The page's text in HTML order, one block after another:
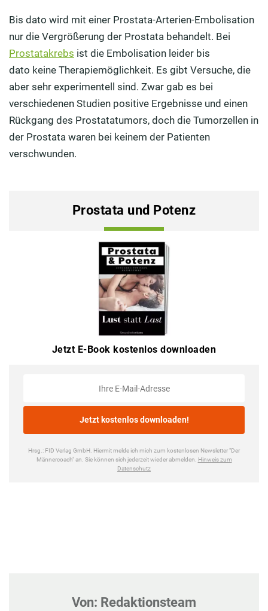
Bis dato wird mit einer Prostata-Arterien-Embolisation
nur die Vergrößerung der Prostata behandelt. Bei
Prostatakrebs ist die Embolisation leider bis
dato keine Therapiemöglichkeit. Es gibt Versuche, die
aber sehr experimentell sind. Zwar gab es bei
verschiedenen Studien positive Ergebnisse und einen
Rückgang des Prostatatumors, doch die Tumorzellen in
der Prostata waren bei keinem der Patienten
verschwunden.
Von: Redaktionsteam